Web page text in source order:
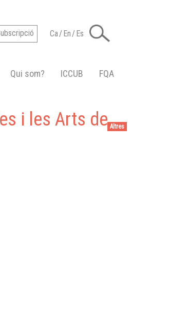
Ca/En/Es
Qui som? ICCUB FQA
Altres
i les Arts de